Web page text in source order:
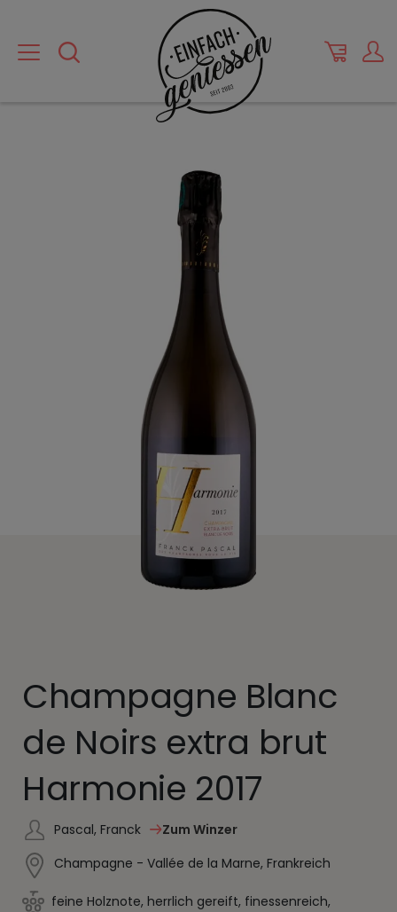
Champagne Blanc
de Noirs extra brut
Harmonie 2017
Pascal, Franck
Zum Winzer
Champagne - Vallée de la Marne, Frankreich
feine Holznote, herrlich gereift, finessenreich,